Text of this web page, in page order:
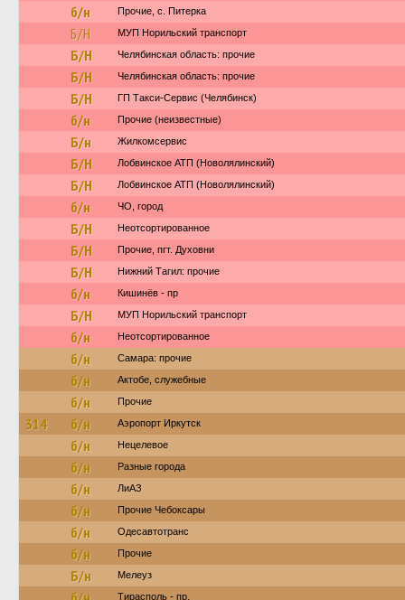
б/н Прочие, с. Питерка
Б/Н МУП Норильский транспорт
Б/Н Челябинская область: прочие
Б/Н Челябинская область: прочие
Б/Н ГП Такси-Сервис (Челябинск)
б/н Прочие (неизвестные)
Б/н Жилкомсервис
Б/Н Лобвинское АТП (Новолялинский)
Б/Н Лобвинское АТП (Новолялинский)
б/н ЧО, город
Б/Н Неотсортированное
Б/Н Прочие, пгт. Духовни
Б/Н Нижний Тагил: прочие
б/н Кишинёв - пр
Б/Н МУП Норильский транспорт
б/н Неотсортированное
б/н Самара: прочие
б/н Актобе, служебные
б/н Прочие
314 б/н Аэропорт Иркутск
б/н Нецелевое
б/н Разные города
б/н ЛиАЗ
б/н Прочие Чебоксары
б/н Одесавтотранс
б/н Прочие
Б/н Мелеуз
Тирасполь - пр.